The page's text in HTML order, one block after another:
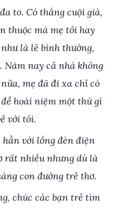
to. Có thằng cuội già,
thuộc mà mẹ tôi hay
là lẽ bình thường,
Năm nay cả nhà không
mẹ đã đi xa chỉ có
hoài niệm một thứ gì
với tôi.
với lồng đèn điện
rất nhiều nhưng dù là
con đường trẻ thơ.
chúc các bạn trẻ tìm